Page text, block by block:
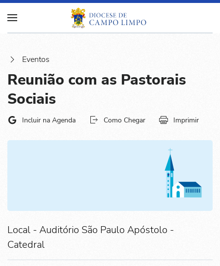
Eventos
Reunião com as Pastorais
Sociais
Incluir na Agenda Como Chegar Imprimir
Local - Auditório São Paulo Apóstolo -
Catedral